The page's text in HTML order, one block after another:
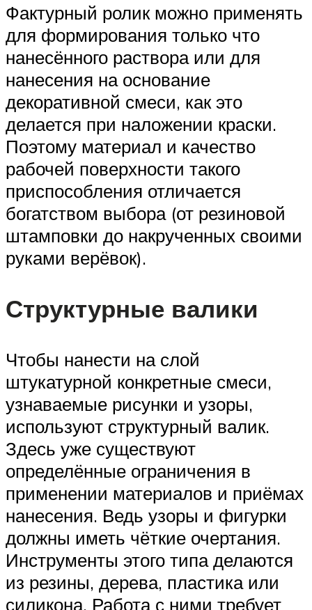
Фактурный ролик можно применять
для формирования только что
нанесённого раствора или для
нанесения на основание
декоративной смеси, как это
делается при наложении краски.
Поэтому материал и качество
рабочей поверхности такого
приспособления отличается
богатством выбора (от резиновой
штамповки до накрученных своими
руками верёвок).
Структурные валики
Чтобы нанести на слой
штукатурной конкретные смеси,
узнаваемые рисунки и узоры,
используют структурный валик.
Здесь уже существуют
определённые ограничения в
применении материалов и приёмах
нанесения. Ведь узоры и фигурки
должны иметь чёткие очертания.
Инструменты этого типа делаются
из резины, дерева, пластика или
силикона. Работа с ними требует